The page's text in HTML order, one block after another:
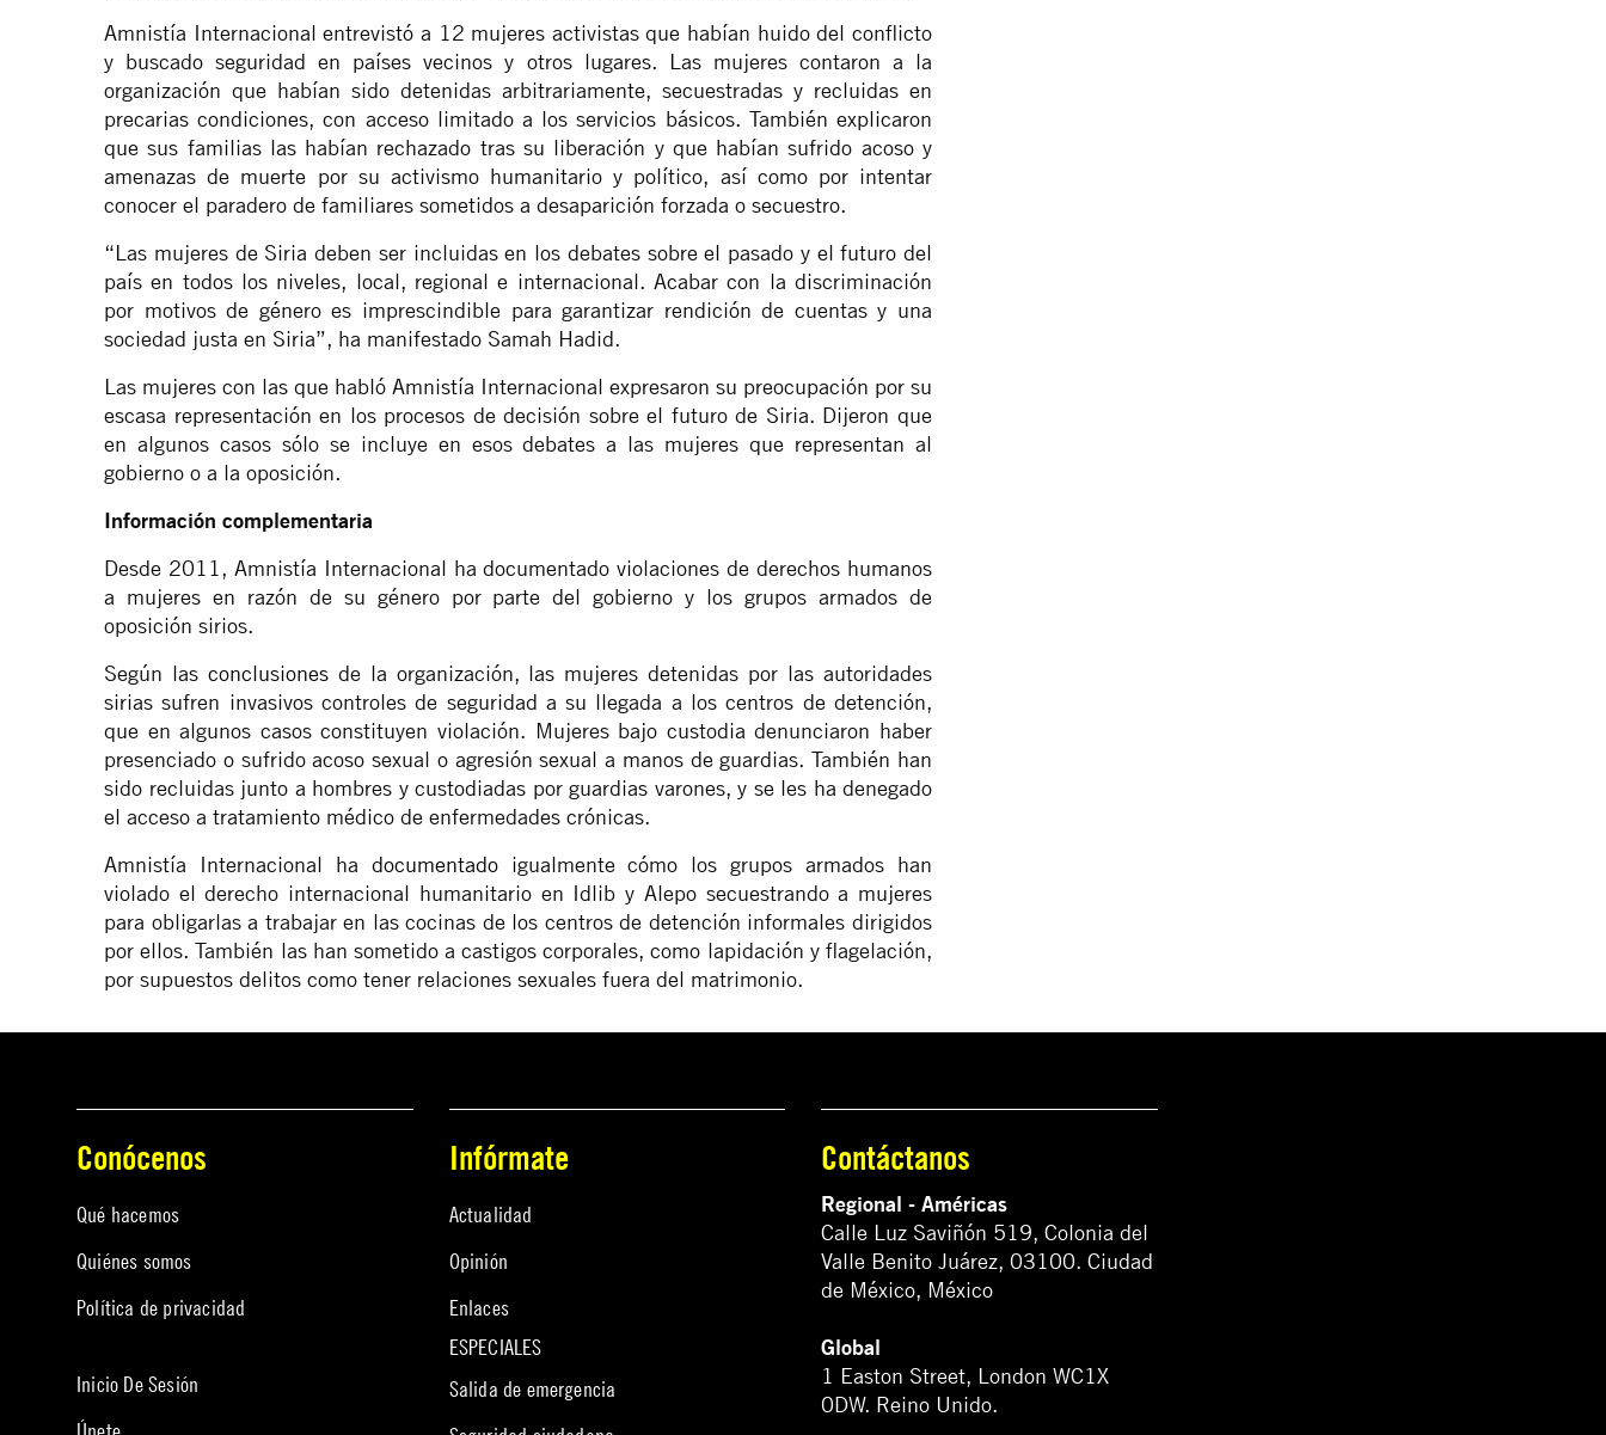
Amnistía Internacional entrevistó a 12 mujeres activistas que habían huido del conflicto
y buscado seguridad en países vecinos y otros lugares. Las mujeres contaron a la
organización que habían sido detenidas arbitrariamente, secuestradas y recluidas en
precarias condiciones, con acceso limitado a los servicios básicos. También explicaron
que sus familias las habían rechazado tras su liberación y que habían sufrido acoso y
amenazas de muerte por su activismo humanitario y político, así como por intentar
conocer el paradero de familiares sometidos a desaparición forzada o secuestro.
“Las mujeres de Siria deben ser incluidas en los debates sobre el pasado y el futuro del
país en todos los niveles, local, regional e internacional. Acabar con la discriminación
por motivos de género es imprescindible para garantizar rendición de cuentas y una
sociedad justa en Siria”, ha manifestado Samah Hadid.
Las mujeres con las que habló Amnistía Internacional expresaron su preocupación por su
escasa representación en los procesos de decisión sobre el futuro de Siria. Dijeron que
en algunos casos sólo se incluye en esos debates a las mujeres que representan al
gobierno o a la oposición.
Información complementaria
Desde 2011, Amnistía Internacional ha documentado violaciones de derechos humanos
a mujeres en razón de su género por parte del gobierno y los grupos armados de
oposición sirios.
Según las conclusionesde la organización, las mujeres detenidas por las autoridades
sirias sufren invasivos controles de seguridad a su llegada a los centros de detención,
que en algunos casos constituyen violación. Mujeres bajo custodia denunciaron haber
presenciado o sufrido acoso sexual o agresión sexual a manos de guardias. También han
sido recluidas junto a hombres y custodiadas por guardias varones, y se les ha denegado
el acceso a tratamiento médico de enfermedades crónicas.
Amnistía Internacional ha documentadoigualmente cómo los grupos armados han
violado el derecho internacional humanitario en Idlib y Alepo secuestrando a mujeres
para obligarlas a trabajar en las cocinas de los centros de detención informales dirigidos
por ellos. También las han sometido a castigos corporales, como lapidación y flagelación,
por supuestos delitos como tener relaciones sexuales fuera del matrimonio.
Conócenos
Qué hacemos
Quiénes somos
Política de privacidad
Inicio De Sesión
Infórmate
Actualidad
Opinión
Enlaces
ESPECIALES
Salida de emergencia
Contáctanos
Regional - Américas
Calle Luz Saviñón 519, Colonia del
Valle Benito Juárez, 03100. Ciudad
de México, México
Global
1 Easton Street, London WC1X
0DW. Reino Unido.